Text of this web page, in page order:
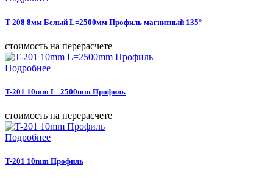
T-208 8мм Белый L=2500мм Профиль магнитный 135°
cтоимость на перерасчете
Подробнее
T-201 10mm L=2500mm Профиль
cтоимость на перерасчете
Подробнее
T-201 10mm Профиль